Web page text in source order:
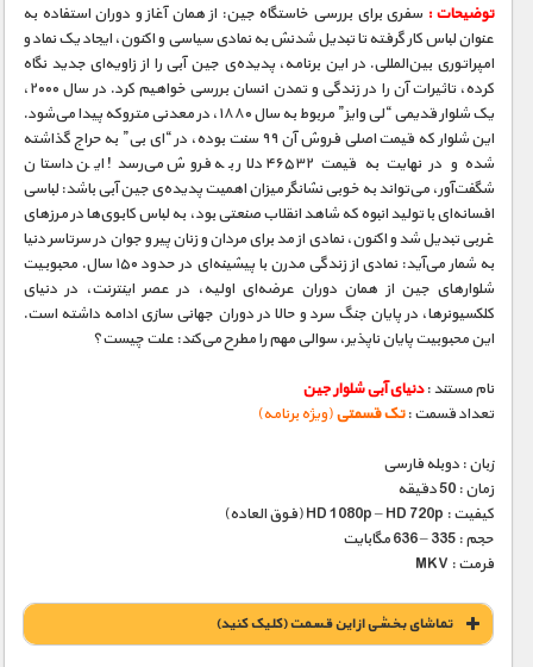
توضیحات : سفری برای بررسی خاستگاه جین: از همان آغاز و دوران استفاده به
عنوان لباس کار گرفته تا تبدیل شدنش به نمادی سیاسی و اکنون، ایجاد یک نماد و
امپراتوری بین‌المللی. در این برنامه، پدیده‌ی جین آبی را از زاویه‌ای جدید نگاه
کرده، تاثیرات آن را در زندگی و تمدن انسان بررسی خواهیم کرد. در سال ۲۰۰۰،
یک شلوار قدیمی “لی وایز” مربوط به سال ۱۸۸۰، در معدنی متروکه پیدا می‌شود.
این شلوار که قیمت اصلی فروش آن ۹۹ سنت بوده، در “ای بی” به حراج گذاشته
شده و در نهایت به قیمت ۴۶۵۳۲ دلار به فروش می‌رسد! این داستان
شگفت‌آور، می‌تواند به خوبی نشانگر میزان اهمیت پدیده‌ی جین آبی باشد: لباسی
افسانه‌ای با تولید انبوه که شاهد انقلاب صنعتی بود، به لباس کابوی‌ها در مرزهای
غربی تبدیل شد و اکنون، نمادی از مد برای مردان و زنان پیر و جوان در سرتاسر دنیا
به شمار می‌آید: نمادی از زندگی مدرن با پیشینه‌ای در حدود ۱۵۰ سال. محبوبیت
شلوارهای جین از همان دوران عرضه‌ای اولیه، در عصر اینترنت، در دنیای
کلکسیونرها، در پایان جنگ سرد و حالا در دوران جهانی سازی ادامه داشته است.
این محبوبیت پایان ناپذیر، سوالی مهم را مطرح می‌کند: علت چیست؟
نام مستند :دنیای آبی شلوار جین
تعداد قسمت :تک قسمتی(ویژه برنامه)
زبان : دوبله فارسی
زمان : 50 دقیقه
کیفیت : HD 1080p – HD 720p (فوق العاده)
حجم : 335 – 636 مگابایت
فرمت : MKV
تماشای بخشی از این قسمت (کلیک کنید)